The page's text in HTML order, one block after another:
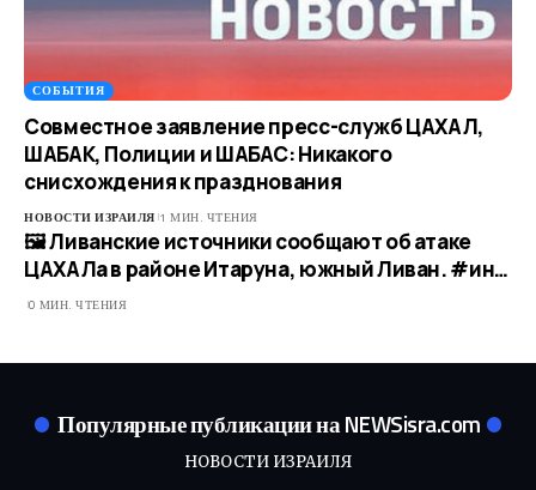
СОБЫТИЯ
Совместное заявление пресс-служб ЦАХАЛ,
ШАБАК, Полиции и ШАБАС: Никакого
снисхождения к празднования
НОВОСТИ ИЗРАИЛЯ 1 МИН. ЧТЕНИЯ
🖼 Ливанские источники сообщают об атаке
ЦАХАЛа в районе Итаруна, южный Ливан. #ин…​
0 МИН. ЧТЕНИЯ
Популярные публикации на NEWSisra.com
НОВОСТИ ИЗРАИЛЯ